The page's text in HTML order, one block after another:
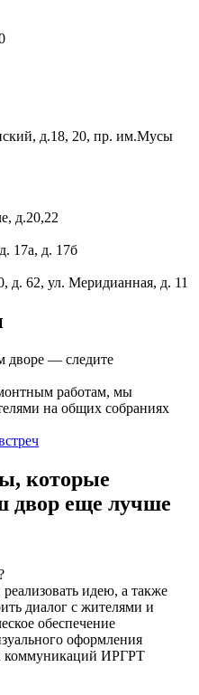
д.18, 20, пр. им.Мусы
д.20,22
17а, д. 17б
д. 62, ул. Меридианная, д. 11
дворе — следите
работам, мы
на общих собраниях
которые
двор еще лучше
идею, а также
диалог с жителями и
обеспечение
оформления
коммуникаций ИРГРТ